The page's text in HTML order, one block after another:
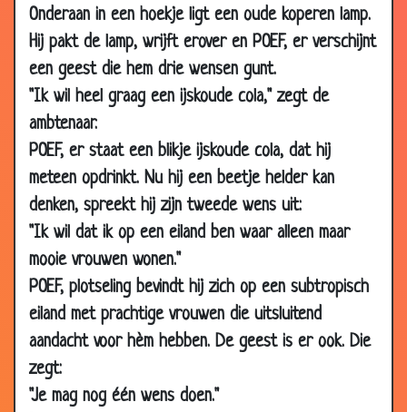
Onderaan in een hoekje ligt een oude koperen lamp.
Hij pakt de lamp, wrijft erover en POEF, er verschijnt
een geest die hem drie wensen gunt.
"Ik wil heel graag een ijskoude cola," zegt de
ambtenaar.
POEF, er staat een blikje ijskoude cola, dat hij
meteen opdrinkt. Nu hij een beetje helder kan
denken, spreekt hij zijn tweede wens uit:
"Ik wil dat ik op een eiland ben waar alleen maar
mooie vrouwen wonen."
POEF, plotseling bevindt hij zich op een subtropisch
eiland met prachtige vrouwen die uitsluitend
aandacht voor hèm hebben. De geest is er ook. Die
zegt:
"Je mag nog één wens doen."
03
May
2007
Belletjes 3.48
01
May
2007
De Dikke van Dale uitgelegd
27 Apr
2007
Brutale papegaai
26 Apr
Onder de olifant 2.84
26 Apr
Te laat 3.42
26 Apr
2007
De drogist 3.42
26 Apr
2007